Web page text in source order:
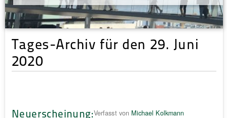
Tages-Archiv für den 29. Juni
2020
Neuerscheinung:Verfasst von Michael Kolkmann